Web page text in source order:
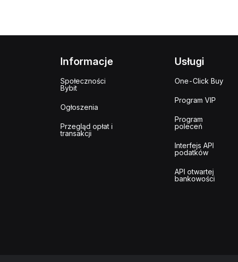
Informacje
Społeczności
Bybit
Ogłoszenia
Przegląd opłat i
transakcji
Usługi
One-Click Buy
Program VIP
Program
poleceń
Interfejs API
podatków
API otwartej
bankowości